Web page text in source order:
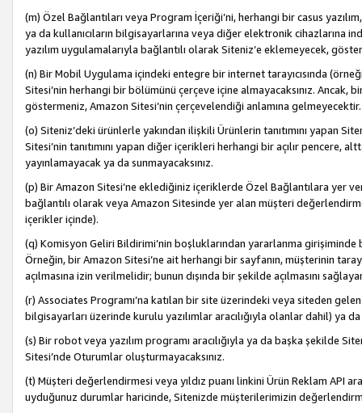
(m) Özel Bağlantıları veya Program İçeriği’ni, herhangi bir casus
ya da kullanıcıların bilgisayarlarına veya diğer elektronik
yazılım uygulamalarıyla bağlantılı olarak Siteniz’e eklemeyecek,
(n) Bir Mobil Uygulama içindeki entegre bir internet tarayıcısında
Sitesi’nin herhangi bir bölümünü çerçeve içine almayacaksınız. Ancak,
göstermeniz, Amazon Sitesi’nin çerçevelendiği anlamına gelmeyecektir.
(o) Siteniz’deki ürünlerle yakından ilişkili Ürünlerin tanıtımını yapan
Sitesi’nin tanıtımını yapan diğer içerikleri herhangi bir açılır pencere,
yayınlamayacak ya da sunmayacaksınız.
(p) Bir Amazon Sitesi’ne eklediğiniz içeriklerde Özel Bağlantılara yer
bağlantılı olarak veya Amazon Sitesinde yer alan müşteri
içerikler içinde).
(q) Komisyon Geliri Bildirimi’nin boşluklarından yararlanma
Örneğin, bir Amazon Sitesi’ne ait herhangi bir sayfanın, müşterinin
açılmasına izin verilmelidir; bunun dışında bir şekilde açılmasını
(r) Associates Programı’na katılan bir site üzerindeki veya siteden
bilgisayarları üzerinde kurulu yazılımlar aracılığıyla olanlar dahil) ya
(s) Bir robot veya yazılım programı aracılığıyla ya da başka şekilde
Sitesi’nde Oturumlar oluşturmayacaksınız.
(t) Müşteri değerlendirmesi veya yıldız puanı linkini Ürün Reklam API
uyduğunuz durumlar haricinde, Sitenizde müşterilerimizin